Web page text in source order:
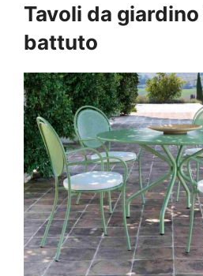
Tavoli da
battuto